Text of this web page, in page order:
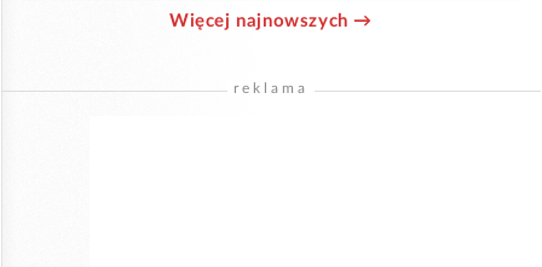
Więcej najnowszych →
reklama